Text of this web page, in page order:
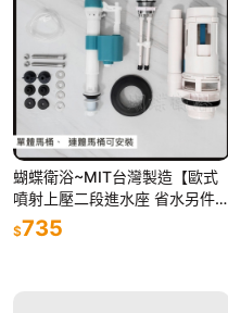
蝴蝶衛浴~MIT台灣製造【歐式
噴射上壓二段進水座 省水另件】
兩段式按壓.大小號分開.馬桶另
件.落水器.排水器.排水閥
$735